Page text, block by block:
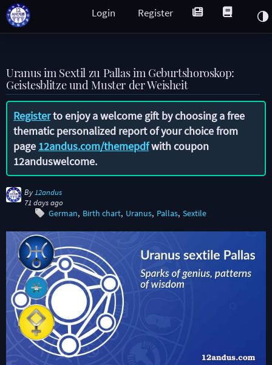
Register
Login
Uranus im Sextil zu Pallas im Geburtshoroskop:
Geistesblitze und Muster der Weisheit
Registerto enjoy a welcome gift by choosing a free
thematic personalized report of your choice from
page 12andus.com/themepdfwith coupon
12anduswelcome.
By 12andus
71 days ago
German Birth chart Uranus Pallas Sextile